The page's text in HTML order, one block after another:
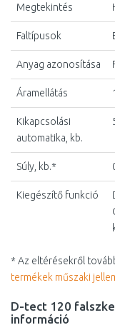
Megtekintés
Faltípusok
Anyag azonosítása
Áramellátás
Kikapcsolási
automatika, kb.
Súly, kb.*
Kiegészítő funkció
* Az eltérésekről
termékek műszaki
D-tect 120
információ